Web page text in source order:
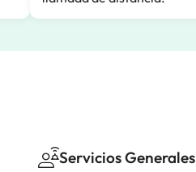
Servicios Generales